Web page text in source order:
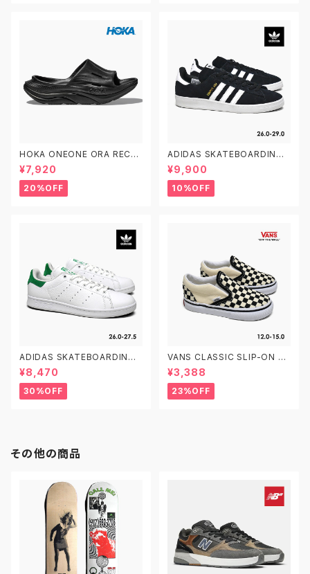
HOKA ONEONE ORA RECO
VERY SLIDE 3 ホカオネオネ
オラ リカバリー スライド 3 109
9675 BDGGR メンズ リカバリ
ーサンダル
¥7,920
20%OFF
ADIDAS SKATEBOARDING
CAMPUS ADV B22716 26.0
-29.0 アディダス スケートボー
ディング キャンパスADV
¥9,900
10%OFF
ADIDAS SKATEBOARDING
STAN SMITH ADV GX9753
26.0-27.5 アディダス スケート
ボーディング スタンスミスADV
スケシュー
¥8,470
30%OFF
VANS CLASSIC SLIP-ON T
VN000EX8BWW CHECKER
BOARD 12.0-15.0 ヴァンズ ク
ラシック スリッポン ベビーシュ
ーズ
¥3,388
23%OFF
その他の商品